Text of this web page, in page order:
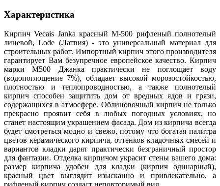
Характеристика
Кирпич Vecais Janka красный М-500 рифленый полнотелый
лицевой, Lode (Латвия) - это универсальный материал для
строительных работ. Импортный кирпич этого производителя
гарантирует Вам безупречное европейское качество. Кирпич
марки М500 Джанка практически не поглощает воду
(водопоглощение 7%), обладает высокой морозостойкостью,
плотностью и теплопроводностью, а также полнотелый
кирпич способен защитить дом от вредных ядов и грязи,
содержащихся в атмосфере. Облицовочный кирпич не только
прекрасно проявит себя в любых погодных условиях, но
станет настоящим украшением фасада. Дом из кирпича всегда
будет смотреться модно и свежо, потому что богатая палитра
цветов керамического кирпича, оттенков кладочных смесей и
вариантов кладки дарят практически безграничный простор
для фантазии. Отделка кирпичом украсит стены вашего дома:
размер кирпича удобен для кладки (кирпич одинарный),
красный цвет выглядит изысканно и привлекательно, а
рифленый кирпич создаст неповторимый вид.